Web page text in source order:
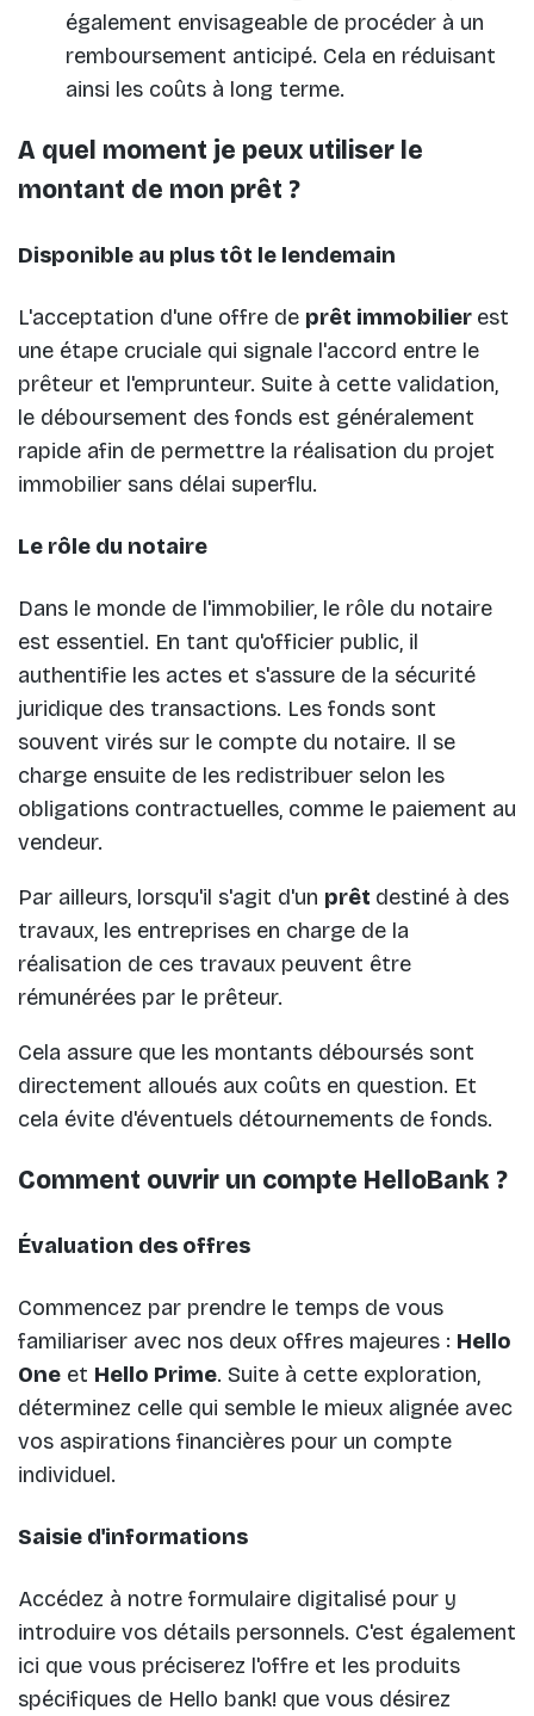
également envisageable de procéder à un
remboursement anticipé. Cela en réduisant
ainsi les coûts à long terme.
A quel moment je peux utiliser le
montant de mon prêt ?
Disponible au plus tôt le lendemain
L'acceptation d'une offre de prêt immobilier est
une étape cruciale qui signale l'accord entre le
prêteur et l'emprunteur. Suite à cette validation,
le déboursement des fonds est généralement
rapide afin de permettre la réalisation du projet
immobilier sans délai superflu.
Le rôle du notaire
Dans le monde de l'immobilier, le rôle du notaire
est essentiel. En tant qu'officier public, il
authentifie les actes et s'assure de la sécurité
juridique des transactions. Les fonds sont
souvent virés sur le compte du notaire. Il se
charge ensuite de les redistribuer selon les
obligations contractuelles, comme le paiement au
vendeur.
Par ailleurs, lorsqu'il s'agit d'un prêt destiné à des
travaux, les entreprises en charge de la
réalisation de ces travaux peuvent être
rémunérées par le prêteur.
Cela assure que les montants déboursés sont
directement alloués aux coûts en question. Et
cela évite d'éventuels détournements de fonds.
Comment ouvrir un compte HelloBank ?
Évaluation des offres
Commencez par prendre le temps de vous
familiariser avec nos deux offres majeures : Hello
One et Hello Prime. Suite à cette exploration,
déterminez celle qui semble le mieux alignée avec
vos aspirations financières pour un compte
individuel.
Saisie d'informations
Accédez à notre formulaire digitalisé pour y
introduire vos détails personnels. C'est également
ici que vous préciserez l'offre et les produits
spécifiques de Hello bank! que vous désirez